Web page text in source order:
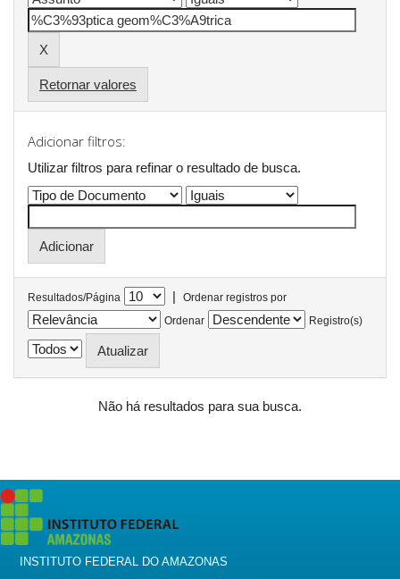
Retornar valores
Adicionar filtros:
Utilizar filtros para refinar o resultado de busca.
Resultados/Página |
Ordenar registros por
Ordenar
Registro(s)
Não há resultados para sua busca.
INSTITUTO FEDERAL DO AMAZONAS